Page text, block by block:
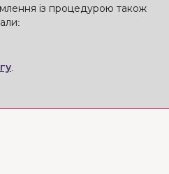
із процедурою також